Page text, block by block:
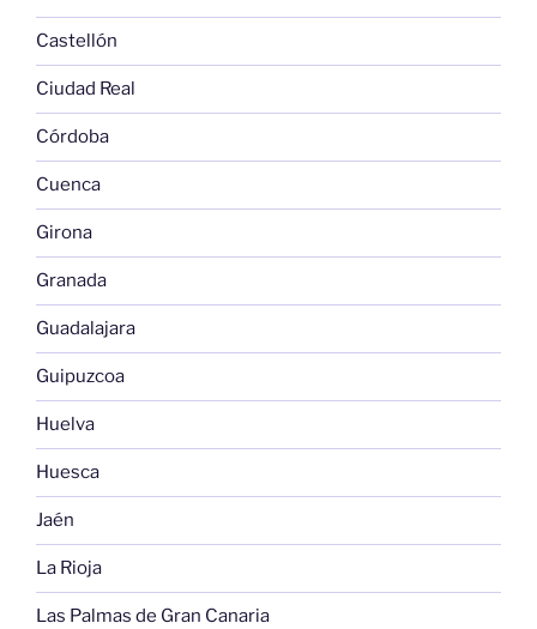
Castellón
Ciudad Real
Córdoba
Cuenca
Girona
Granada
Guadalajara
Guipuzcoa
Huelva
Huesca
Jaén
La Rioja
Las Palmas de Gran Canaria